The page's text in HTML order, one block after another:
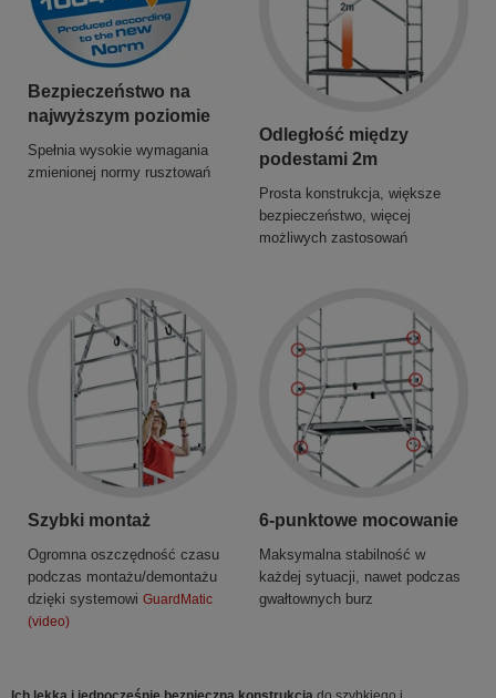
Bezpieczeństwo na
najwyższym poziomie
Spełnia wysokie wymagania
zmienionej normy rusztowań
Odległość między
podestami 2m
Prosta konstrukcja, większe
bezpieczeństwo, więcej
możliwych zastosowań
Szybki montaż
Ogromna oszczędność czasu
podczas montażu/demontażu
dzięki systemowi GuardMatic
(video)
6-punktowe mocowanie
Maksymalna stabilność w
każdej sytuacji, nawet podczas
gwałtownych burz